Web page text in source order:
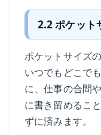
2.2 ポケット
ポケットサイズ
いつでもどこで
に、仕事の合間
に書き留めるこ
ずに済みます。